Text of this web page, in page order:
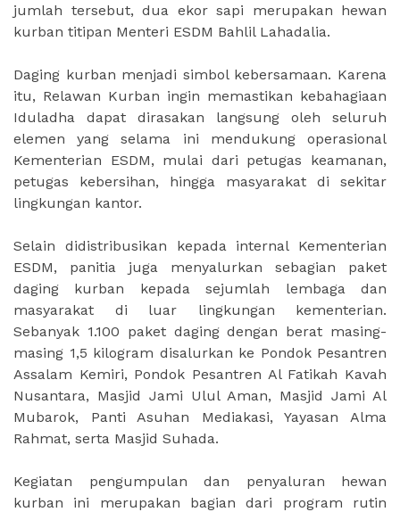
jumlah tersebut, dua ekor sapi merupakan hewan
kurban titipan Menteri ESDM Bahlil Lahadalia.
Daging kurban menjadi simbol kebersamaan. Karena
itu, Relawan Kurban ingin memastikan kebahagiaan
Iduladha dapat dirasakan langsung oleh seluruh
elemen yang selama ini mendukung operasional
Kementerian ESDM, mulai dari petugas keamanan,
petugas kebersihan, hingga masyarakat di sekitar
lingkungan kantor.
Selain didistribusikan kepada internal Kementerian
ESDM, panitia juga menyalurkan sebagian paket
daging kurban kepada sejumlah lembaga dan
masyarakat di luar lingkungan kementerian.
Sebanyak 1.100 paket daging dengan berat masing-
masing 1,5 kilogram disalurkan ke Pondok Pesantren
Assalam Kemiri, Pondok Pesantren Al Fatikah Kavah
Nusantara, Masjid Jami Ulul Aman, Masjid Jami Al
Mubarok, Panti Asuhan Mediakasi, Yayasan Alma
Rahmat, serta Masjid Suhada.
Kegiatan pengumpulan dan penyaluran hewan
kurban ini merupakan bagian dari program rutin